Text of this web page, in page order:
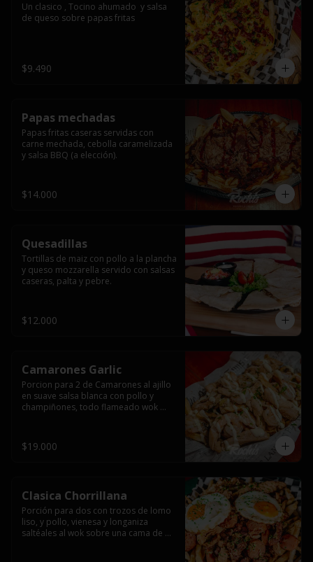
Un clasico , Tocino ahumado  y salsa
de queso sobre papas fritas
$9.490
Papas mechadas
Papas fritas caseras servidas con
carne mechada, cebolla caramelizada
y salsa BBQ (a elección).
$14.000
Quesadillas
Tortillas de maiz con pollo a la plancha
y queso mozzarella servido con salsas
caseras, palta y pebre.
$12.000
Camarones Garlic
Porcion para 2 de Camarones al ajillo
en suave salsa blanca con pollo y
champiñones, todo flameado wok
$19.000
Clasica Chorrillana
Porción para dos con trozos de lomo
liso, y pollo, vienesa y longaniza
saltéales al wok sobre una cama de